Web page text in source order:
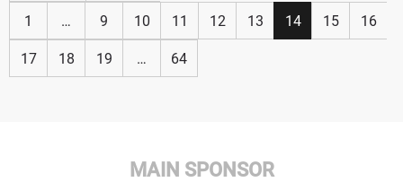
1 … 9 10 11 12 13 14 15 16
17 18 19 … 64
MAIN SPONSOR